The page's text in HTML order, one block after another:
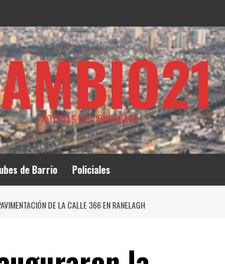
NOTICIAS DEL CONURBANO
de Barrio Policiales
DE LA CALLE 366 EN RANELAGH